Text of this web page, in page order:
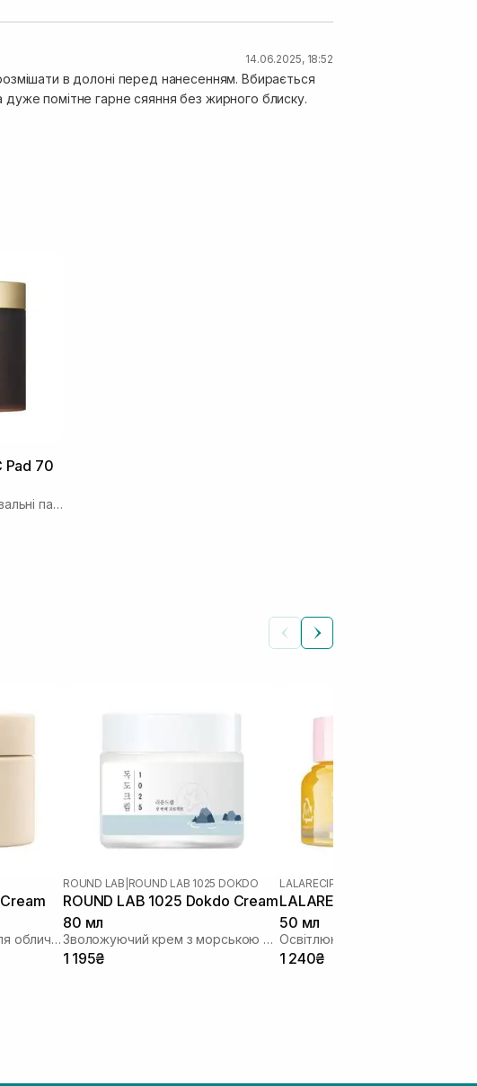
14.06.2025, 18:52
в долоні перед нанесенням. Вбирається
помітне гарне сяяння без жирного блиску.
Pad 70
Освітлювальні відновлювальні пади з вітаміном C
Зволожувальний крем для обличчя
ROUND LAB ROUND LAB 1025 DOKDO
ROUND LAB 1025 Dokdo Cream
80 мл
Зволожуючий крем з морською водою
1 195₴
LALARECIPE
LALARECIPE Yuzu vita C
50 мл
1 240₴